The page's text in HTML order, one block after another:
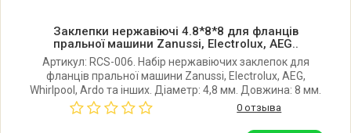
Whirlpool AWA 1080
Whirlpool AWA 1080 856110829300
Заклепки нержавіючі 4.8*8*8 для фланців
пральної машини Zanussi, Electrolux, AEG..
Артикул: RCS-006. Набір нержавіючих заклепок для
фланців пральної машини Zanussi, Electrolux, AEG,
Whirlpool, Ardo та інших. Діаметр: 4,8 мм. Довжина: 8 мм.
Шляпка: 8 мм. Клепальний пістолет має бути гарної
якості, тому що заклепки дуже міцні.
0 отзыва